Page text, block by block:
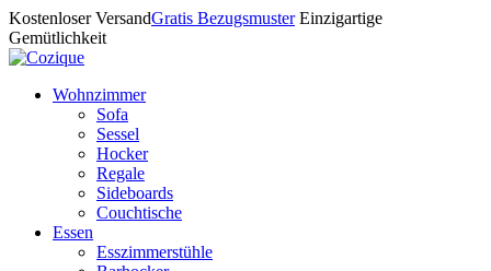
Kostenloser VersandGratis Bezugsmuster Einzigartige
Gemütlichkeit
Wohnzimmer
Sofa
Sessel
Hocker
Regale
Sideboards
Couchtische
Essen
Esszimmerstühle